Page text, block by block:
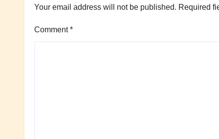
Your email address will not be published. Required
Comment*